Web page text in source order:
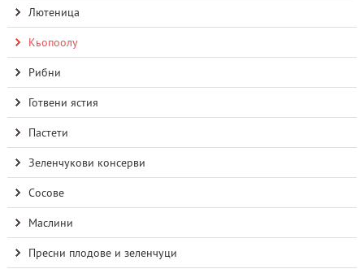
Лютеница
Кьопоолу
Рибни
Готвени ястия
Пастети
Зеленчукови консерви
Сосове
Маслини
Пресни плодове и зеленчуци